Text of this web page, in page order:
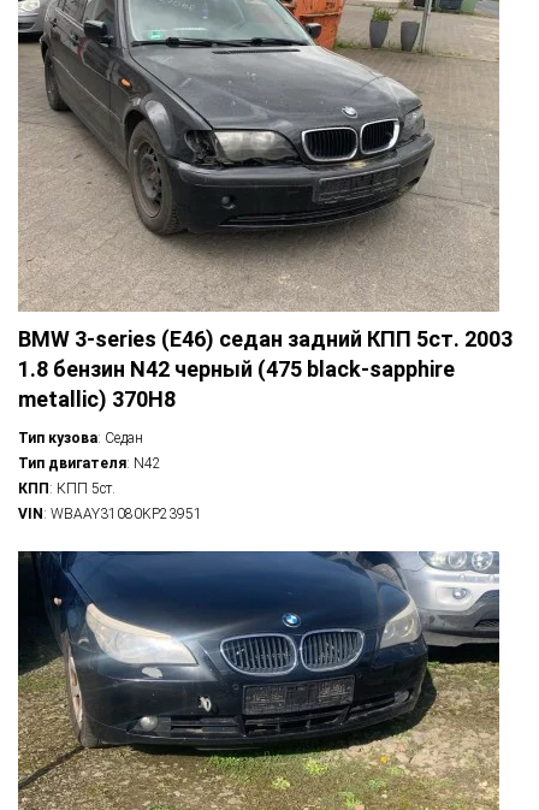
BMW 3-series (E46) седан задний КПП 5ст. 2003
1.8 бензин N42 черный (475 black-sapphire
metallic) 370H8
Тип кузова: Седан
Тип двигателя: N42
КПП: КПП 5ст.
VIN: WBAAY31080KP23951